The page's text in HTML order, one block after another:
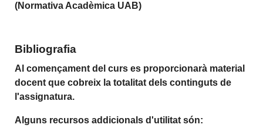
(Normativa Acadèmica UAB)
Bibliografia
Al començament del curs es proporcionarà material
docent que cobreix la totalitat dels continguts de
l'assignatura.
Alguns recursos addicionals d'utilitat són: